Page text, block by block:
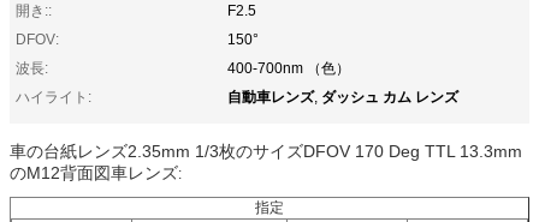
開き::
F2.5
DFOV:
150°
波長:
400-700nm （色）
ハイライト:
自動車レンズ, ダッシュ カム レンズ
車の台紙レンズ2.35mm 1/3枚のサイズDFOV 170 Deg TTL 13.3mm
のM12背面図車レンズ:
指定